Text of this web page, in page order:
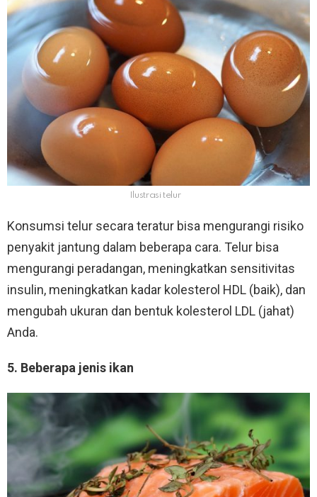
Ilustrasi telur
Konsumsi telur secara teratur bisa mengurangi risiko
penyakit jantung dalam beberapa cara. Telur bisa
mengurangi peradangan, meningkatkan sensitivitas
insulin, meningkatkan kadar kolesterol HDL (baik), dan
mengubah ukuran dan bentuk kolesterol LDL (jahat)
Anda.
5. Beberapa jenis ikan